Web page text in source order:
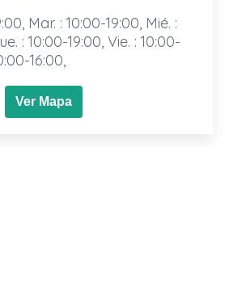
Mar. : 10:00-19:00, Mié. :
: 10:00-19:00, Vie. : 10:00-
16:00,
Ver Mapa